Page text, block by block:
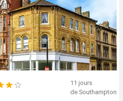
11 jours
de Southampton